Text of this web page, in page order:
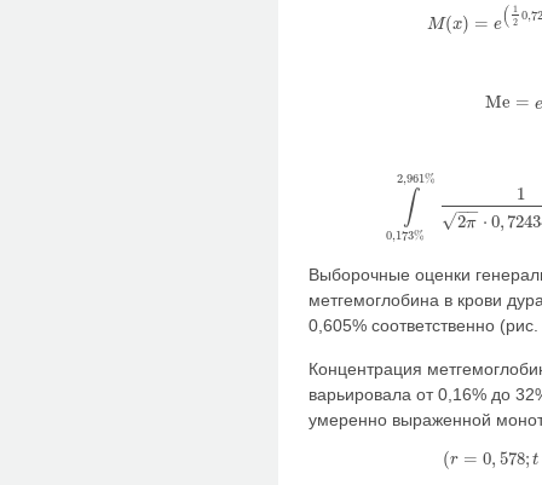
M(x) = e( 1
2 0,
M( x)= e(1 20,
Me =
M e=e
∫
0,173%
2,961%
1
2π
−−
√ ⋅ 0,
173 %2,961%12π⋅0,
Выборочные оценки
метгемоглобина в крови
0,605% соответственно
Концентрация
варьировала от 0,16% до
умеренно выраженной
(r = 0, 578; t
(r =0,578